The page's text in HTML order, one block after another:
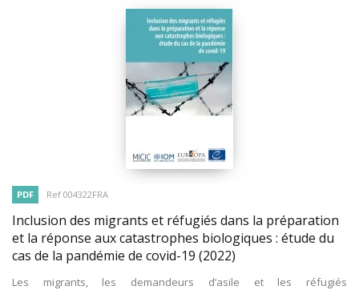
PDF Ref 004322FRA
Inclusion des migrants et réfugiés dans la préparation
et la réponse aux catastrophes biologiques : étude du
cas de la pandémie de covid-19 (2022)
Les migrants, les demandeurs d’asile et les réfugiés